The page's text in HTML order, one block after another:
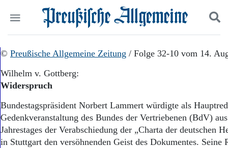
Politik
Leben
Geschichte
Ostpreußen
Pommern
Suchen und finden
© Preußische Allgemeine Zeitung / Folge 32-10 vom 14.
Wilhelm v. Gottberg:
Widerspruch
Bundestagspräsident Norbert Lammert würdigte als
Gedenkveranstaltung des Bundes der Vertriebenen (BdV)
Jahrestages der Verabschiedung der „Charta der deutschen
in Stuttgart den versöhnenden Geist des Dokumentes. Seine